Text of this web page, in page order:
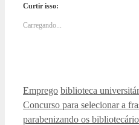
Curtir isso:
Carregando...
Categorias
Emprego Tags
biblioteca
Concurso para selecionar a
parabenizando os